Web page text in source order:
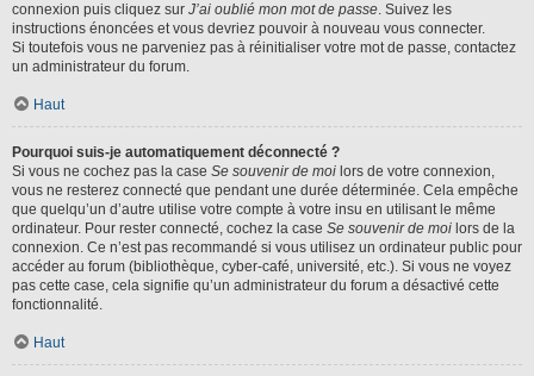
connexion puis cliquez sur J’ai oublié mon mot de passe. Suivez les
instructions énoncées et vous devriez pouvoir à nouveau vous connecter.
Si toutefois vous ne parveniez pas à réinitialiser votre mot de passe, contactez
un administrateur du forum.
Haut
Pourquoi suis-je automatiquement déconnecté ?
Si vous ne cochez pas la case Se souvenir de moi lors de votre connexion,
vous ne resterez connecté que pendant une durée déterminée. Cela empêche
que quelqu’un d’autre utilise votre compte à votre insu en utilisant le même
ordinateur. Pour rester connecté, cochez la case Se souvenir de moi lors de la
connexion. Ce n’est pas recommandé si vous utilisez un ordinateur public pour
accéder au forum (bibliothèque, cyber-café, université, etc.). Si vous ne voyez
pas cette case, cela signifie qu’un administrateur du forum a désactivé cette
fonctionnalité.
Haut